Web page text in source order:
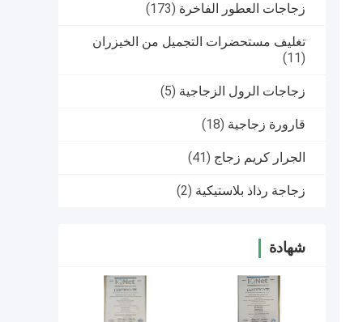
زجاجات العطور الفاخرة (173)
تغليف مستحضرات التجميل من الخيزران
(11)
زجاجات الرول الزجاجية (5)
قارورة زجاجية (18)
الجرار كريم زجاج (41)
زجاجة رذاذ بلاستيكية (2)
شهادة